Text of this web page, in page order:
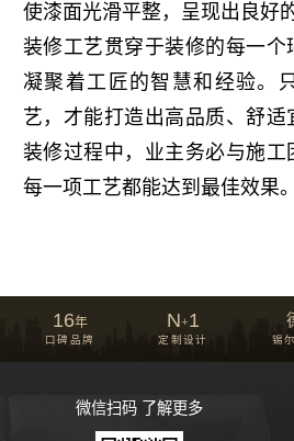
使漆面光滑平整，呈现出良好
装修工艺贯穿于装修的每一个
凝聚着工匠的智慧和经验。
艺，才能打造出高品质、舒适
装修过程中，业主务必与施
每一项工艺都能达到最佳效果。
16年
口碑品牌
N+1
定制设计 锡
微信扫码 了解更多